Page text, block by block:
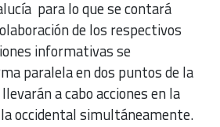
para lo que se contará
de los respectivos
informativas se
paralela en dos puntos de la
a cabo acciones en la
occidental simultáneamente.